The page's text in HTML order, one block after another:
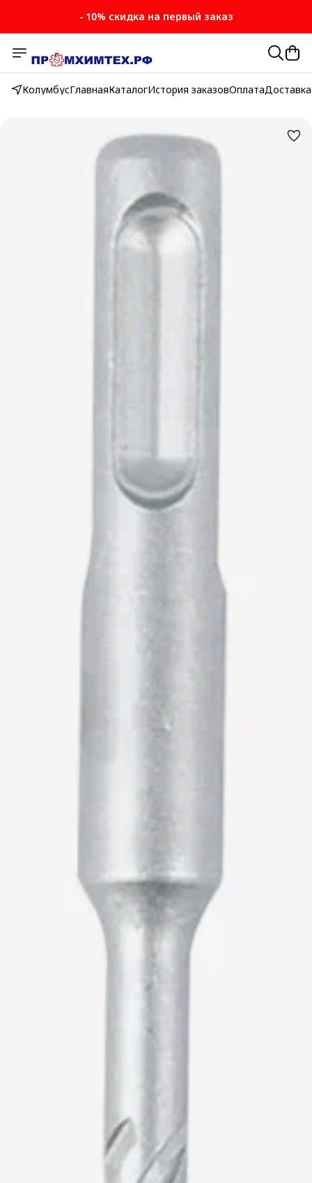
- 10% скидка на первый заказ
КолумбусГлавнаяКаталогИстория заказовОплатаДоставка